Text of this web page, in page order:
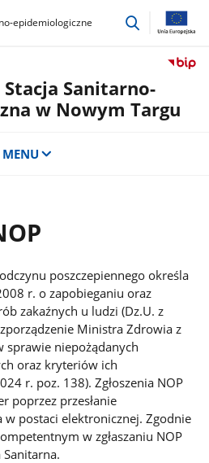
epidemiologiczne
przejdź
Sanitarno-
w Nowym Targu
MENU
poszczepiennego określa
r. o zapobieganiu oraz
zakaźnych u ludzi (Dz.U. z
Ministra Zdrowia z
sprawie niepożądanych
oraz kryteriów ich
r. poz. 138). Zgłoszenia NOP
poprzez przesłanie
w postaci elektronicznej. Zgodnie
w zgłaszaniu NOP